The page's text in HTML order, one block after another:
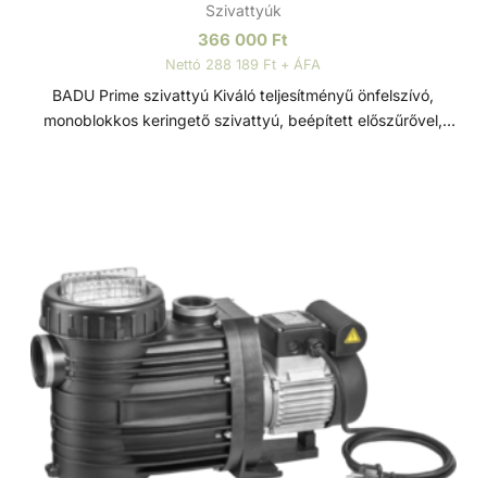
Szivattyúk
366 000 Ft
Nettó 288 189 Ft + ÁFA
BADU Prime szivattyú Kiváló teljesítményű önfelszívó,
monoblokkos keringető szivattyú, beépített előszűrővel,